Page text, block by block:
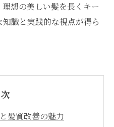
想の美しい髪を長くキー
識と実践的な視点が得ら
髪質改善の魅力